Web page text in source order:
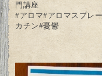
門講座
#アロマ#アロマスプレ
カチン#憂鬱